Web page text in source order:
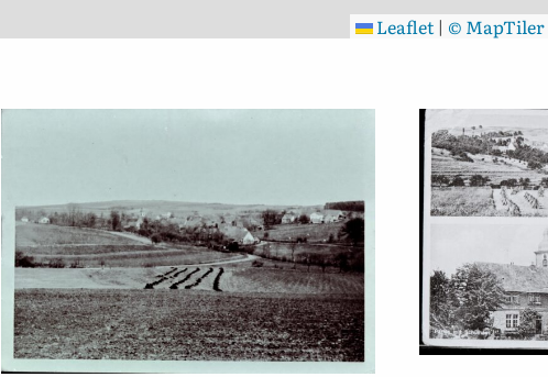
Leaflet | © MapTiler